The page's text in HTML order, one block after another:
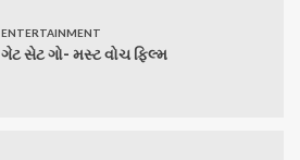
ENTERTAINMENT
ગેટ સેટ ગો- મસ્ટ વોચ ફિલ્મ